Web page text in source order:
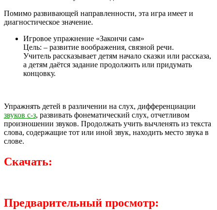
Помимо развивающей направленности, эта игра имеет и
диагностическое значение.
Игровое упражнение «Закончи сам»
Цель: – развитие воображения, связной речи.
Учитель рассказывает детям начало сказки или рассказа,
а детям даётся задание продолжить или придумать
концовку.
Упражнять детей в различении на слух, дифференциации
звуков с-з, развивать фонематический слух, отчетливом
произношении звуков. Продолжать учить вычленять из текста
слова, содержащие тот или иной звук, находить место звука в
слове.
Скачать:
Предварительный просмотр: